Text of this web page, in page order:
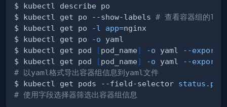
$ kubectl get po --show-labels # 查看容器组的
$ kubectl get po
-l app=
$ kubectl get po
-o
$ kubectl get pod
[pod_name] -o yaml
--export
$ kubectl get pod
[pod_name] -o yaml --export
# 以yaml格式导出容器组信息到yaml文件
$ kubectl get pods --field-selector
# 使用字段选择器筛选出容器组信息